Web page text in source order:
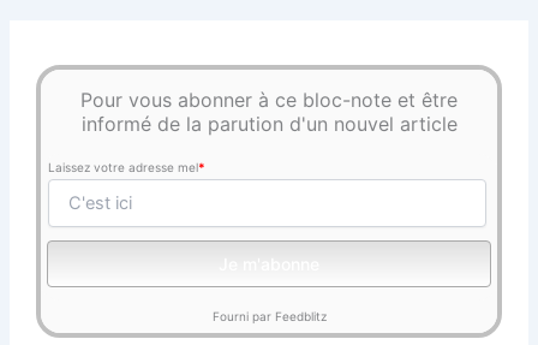
Pour vous abonner à ce bloc-note et être
informé de la parution d'un nouvel article
Laissez votre adresse mel*
Fourni par Feedblitz